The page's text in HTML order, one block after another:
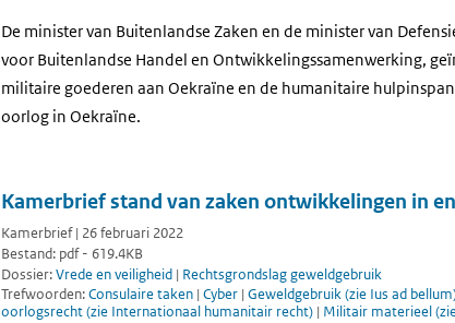
De minister van Buitenlandse Zaken en de minister van
voor Buitenlandse Handel en Ontwikkelingssamenwerking,
militaire goederen aan Oekraïne en de humanitaire
oorlog in Oekraïne.
Kamerbrief stand van zaken ontwikkelingen in
Kamerbrief | 26 februari 2022
Bestand: pdf - 619.4KB
Dossier:Vrede en veiligheid | Rechtsgrondslag geweldgebruik
Trefwoorden:Consulaire taken | Cyber | Geweldgebruik (zie Ius ad
oorlogsrecht (zie Internationaal humanitair recht) | Militair materieel